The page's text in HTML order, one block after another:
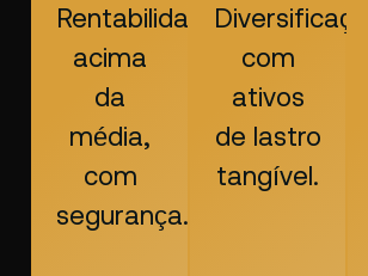
Rentabilidade
acima
da
média,
com
segurança.
Diversificação
com
ativos
de lastro
tangível.